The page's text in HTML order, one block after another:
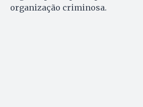
organização criminosa.